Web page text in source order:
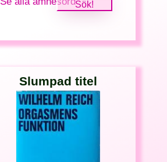
Slumpad titel